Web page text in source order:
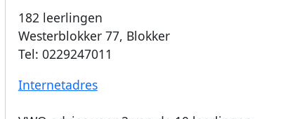
182leerlingen
Westerblokker 77, Blokker
Tel: 0229247011
Internetadres